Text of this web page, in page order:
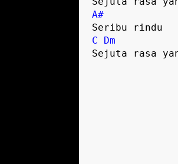
A#
C
Dm